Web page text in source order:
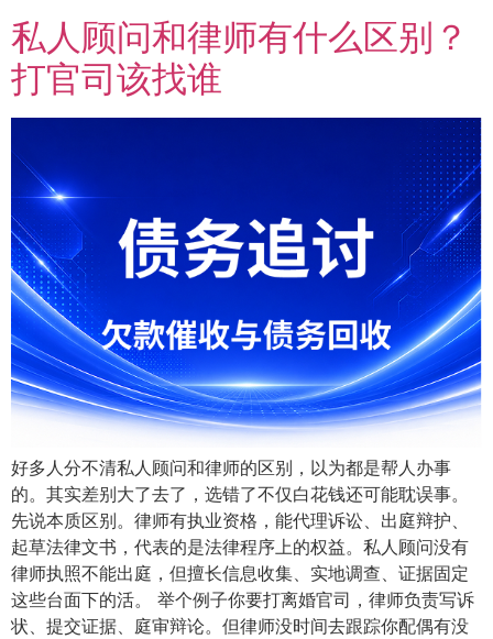
私人顾问和律师有什么区别？
打官司该找谁
好多人分不清私人顾问和律师的区别，以为都是帮人办事
的。其实差别大了去了，选错了不仅白花钱还可能耽误事。
先说本质区别。律师有执业资格，能代理诉讼、出庭辩护、
起草法律文书，代表的是法律程序上的权益。私人顾问没有
律师执照不能出庭，但擅长信息收集、实地调查、证据固定
这些台面下的活。 举个例子你要打离婚官司，律师负责写诉
状、提交证据、庭审辩论。但律师没时间去跟踪你配偶有没